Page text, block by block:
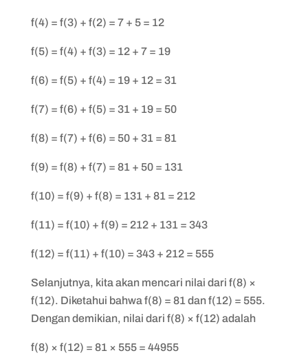
f(4) = f(3) + f(2) = 7 + 5 = 12
f(5) = f(4) + f(3) = 12 + 7 = 19
f(6) = f(5) + f(4) = 19 + 12 = 31
f(7) = f(6) + f(5) = 31 + 19 = 50
f(8) = f(7) + f(6) = 50 + 31 = 81
f(9) = f(8) + f(7) = 81 + 50 = 131
f(10) = f(9) + f(8) = 131 + 81 = 212
f(11) = f(10) + f(9) = 212 + 131 = 343
f(12) = f(11) + f(10) = 343 + 212 = 555
Selanjutnya, kita akan mencari nilai dari f(8) ×
f(12). Diketahui bahwa f(8) = 81 dan f(12) = 555.
Dengan demikian, nilai dari f(8) × f(12) adalah
f(8) × f(12) = 81 × 555 = 44955